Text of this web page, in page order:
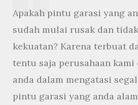
Apakah pintu garasi yang
sudah mulai rusak dan
kekuatan? Karena terbuat
tentu saja perusahaan kami
anda dalam mengatasi
pintu garasi yang anda